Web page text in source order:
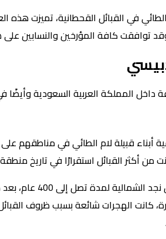
في القبائل القحطانية، تميزت هذه
كافة المؤرخين والنسابين على
داخل المملكة العربية السعودية
أبناء قبيلة لام الطائي في مناطقهم
من أكثر القبائل استقرارًا في تاريخ
استمرت عائلة
كانت الهجرات شائعة بسبب ظروف